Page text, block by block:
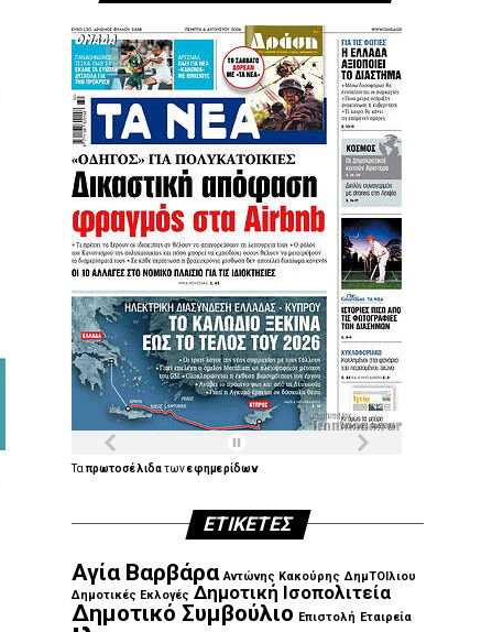
Ταπρωτοσέλιδατωνεφημερίδων
ΕΤΙΚΈΤΕΣ
Αγία Βαρβάρα Αντώνης Κακούρης ΔημΤΟΙλιου
Δημοτικές Εκλογές Δημοτική Ισοπολιτεία
Δημοτικό Συμβούλιο Επιστολή Εταιρεία